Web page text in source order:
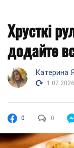
Хрусткі
додайте
Катерина
0 0